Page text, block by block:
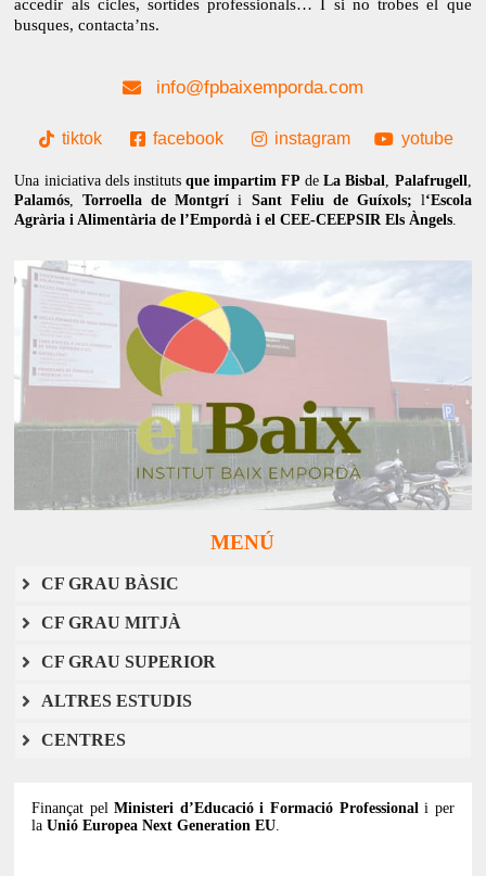
accedir als cicles, sortides professionals… I si no trobes el que
busques, contacta’ns.
info@fpbaixemporda.com
tiktok facebook instagram yotube
Una iniciativa dels instituts que impartim FP deLa Bisbal Palafrugell
Palamós ,Torroella de Montgrí i Sant Feliu de Guíxols; l‘Escola
Agrària i Alimentària de l’Empordà i el CEE-CEEPSIR Els Àngels
MENÚ
CF GRAU BÀSIC
CF GRAU MITJÀ
CF GRAU SUPERIOR
ALTRES ESTUDIS
CENTRES
Finançat pelMinisteri d’Educació i Formació Professional i per
laUnió Europea Next Generation EU